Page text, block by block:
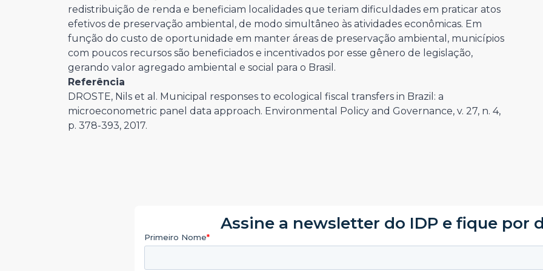
redistribuição de renda e beneficiam localidades que teriam dificuldades em praticar atos
efetivos de preservação ambiental, de modo simultâneo às atividades econômicas. Em
função do custo de oportunidade em manter áreas de preservação ambiental, municípios
com poucos recursos são beneficiados e incentivados por esse gênero de legislação,
gerando valor agregado ambiental e social para o Brasil.
Referência
DROSTE, Nils et al. Municipal responses to ecological fiscal transfers in Brazil: a
microeconometric panel data approach. Environmental Policy and Governance, v. 27, n. 4,
p. 378-393, 2017.
Assine a newsletter do IDP e fique por